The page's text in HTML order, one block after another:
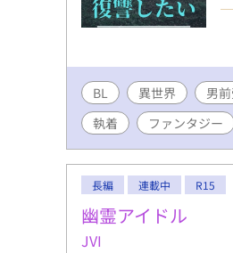
BL 異世界 男
執着
ファンタジー
長編 連載中 R15
幽霊アイドル
JVI